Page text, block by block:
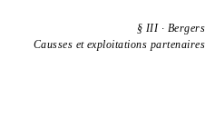
§ III· Bergers
Causses et exploitations partenaires